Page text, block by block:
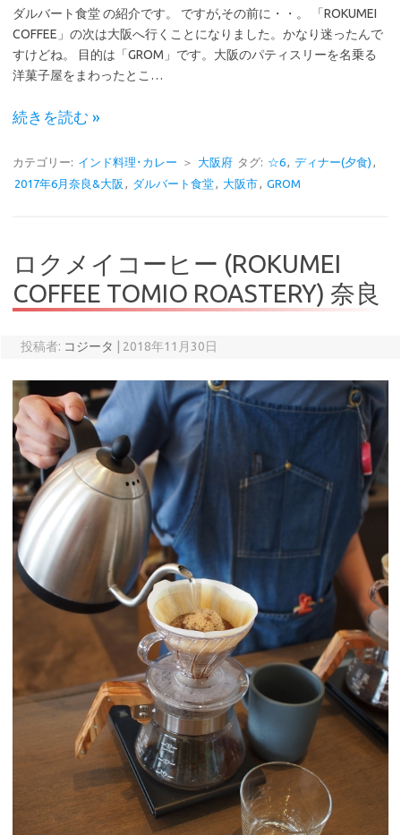
ダルバート食堂 の紹介です。 ですが,その前に・・。 「ROKUMEI
COFFEE」の次は大阪へ行くことになりました。かなり迷ったんで
すけどね。 目的は「GROM」です。大阪のパティスリーを名乗る
洋菓子屋をまわったとこ…
続きを読む »
カテゴリー: インド料理･カレー ＞ 大阪府 タグ: ☆6, ディナー(夕食) ,
2017年6月奈良&大阪 , ダルバート食堂, 大阪市, GROM
ロクメイコーヒー (ROKUMEI
COFFEE TOMIO ROASTERY) 奈良
投稿者: コジータ 2018年11月30日